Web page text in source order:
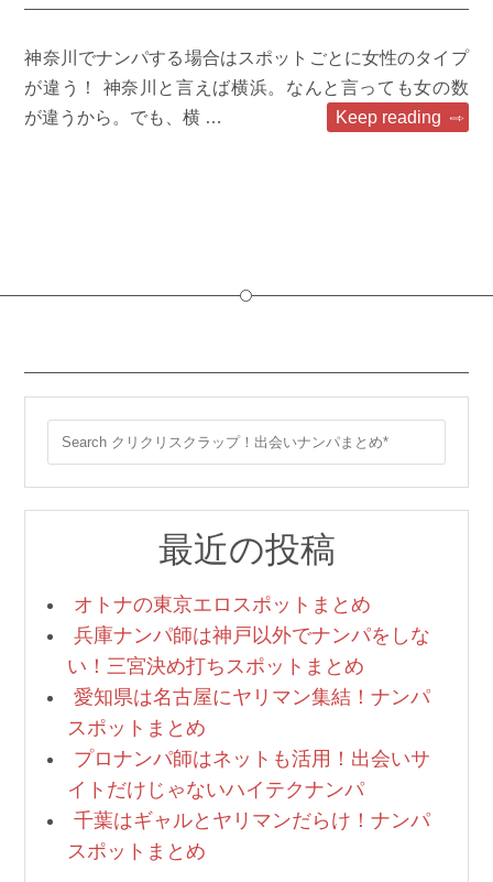
神奈川でナンパする場合はスポットごとに女性のタイプ
が違う！ 神奈川と言えば横浜。なんと言っても女の数
が違うから。でも、横 …
Keep reading
最近の投稿
オトナの東京エロスポットまとめ
兵庫ナンパ師は神戸以外でナンパをしな
い！三宮決め打ちスポットまとめ
愛知県は名古屋にヤリマン集結！ナンパ
スポットまとめ
プロナンパ師はネットも活用！出会いサ
イトだけじゃないハイテクナンパ
千葉はギャルとヤリマンだらけ！ナンパ
スポットまとめ